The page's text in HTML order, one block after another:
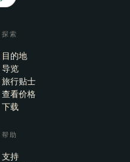
探索
目的地
导览
旅行贴士
查看价格
下载
帮助
支持